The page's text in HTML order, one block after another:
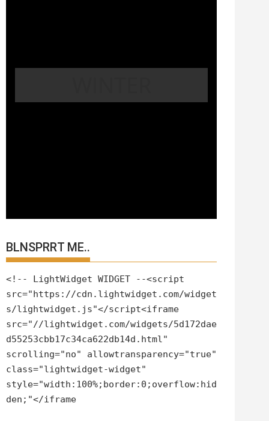
BLNSPRRT ME..
<!-- LightWidget WIDGET --<script
src="https://cdn.lightwidget.com/widget
s/lightwidget.js"</script<iframe
src="//lightwidget.com/widgets/5d172dae
d55253cbb17c34ca622db14d.html"
scrolling="no" allowtransparency="true"
class="lightwidget-widget"
style="width:100%;border:0;overflow:hid
den;"</iframe